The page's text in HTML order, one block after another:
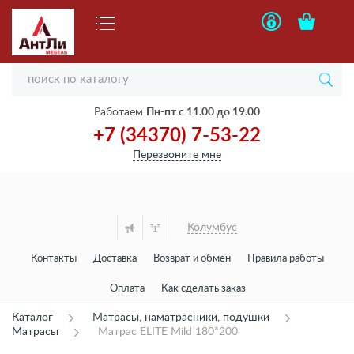
Работаем Пн-пт с 11.00 до 19.00
+7 (34370) 7-53-22
Перезвоните мне
Колумбус
Контакты Доставка Возврат и обмен Правила работы
Оплата Как сделать заказ
Каталог
Матрасы, наматрасники, подушки
Матрасы
Матрас ELITE Mild 180*200